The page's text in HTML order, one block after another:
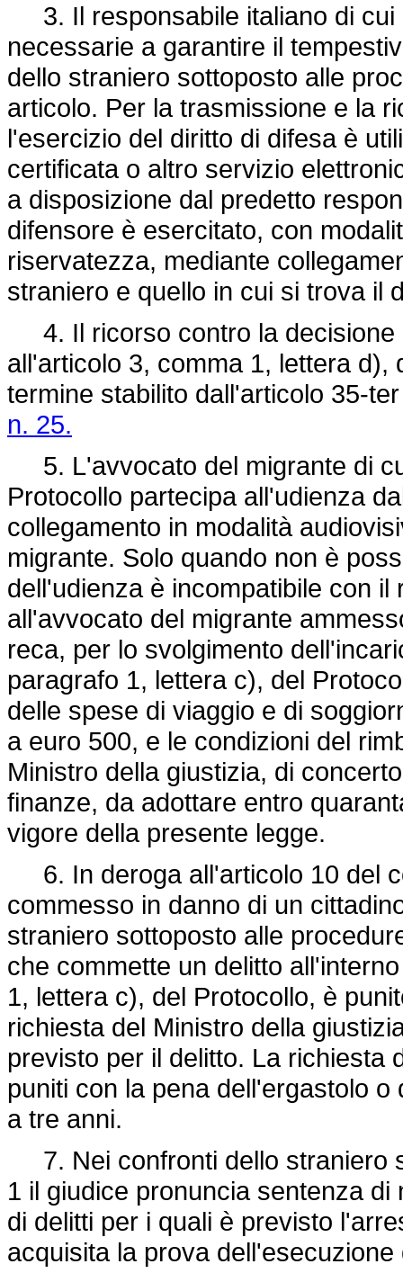
3. Il responsabile italiano di cui
necessarie a garantire il
dello straniero sottoposto alle
articolo. Per la trasmissione e la
l'esercizio del diritto di difesa è
certificata o altro servizio
a disposizione dal predetto
difensore è esercitato, con
riservatezza, mediante
straniero e quello in cui si trova il
4. Il ricorso contro la decisione
all'articolo 3, comma 1, lettera
termine stabilito dall'articolo 35-
n. 25.
5. L'avvocato del migrante di
Protocollo partecipa all'udienza
collegamento in modalità
migrante. Solo quando non è
dell'udienza è incompatibile con
all'avvocato del migrante
reca, per lo svolgimento
paragrafo 1, lettera c), del
delle spese di viaggio e di
a euro 500, e le condizioni del
Ministro della giustizia, di
finanze, da adottare entro
vigore della presente legge.
6. In deroga all'articolo 10 del
commesso in danno di un
straniero sottoposto alle
che commette un delitto
1, lettera c), del Protocollo, è
richiesta del Ministro della
previsto per il delitto. La richiesta
puniti con la pena dell'ergastolo
a tre anni.
7. Nei confronti dello straniero
1 il giudice pronuncia sentenza
di delitti per i quali è previsto
acquisita la prova